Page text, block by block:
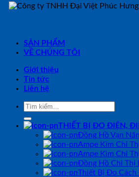
SẢN PHẨM
VỀ CHÚNG TÔI
Giới thiệu
Tin tức
Liên hệ
Tìm
kiếm:
THIẾT BỊ ĐO ĐIỆN,
Đồng Hồ Vạn
Ampe Kìm Chỉ
Ampe Kìm Chỉ
Đồng Hồ Chỉ Thị
Thiết Bị Đo